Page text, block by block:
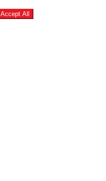
Accept All